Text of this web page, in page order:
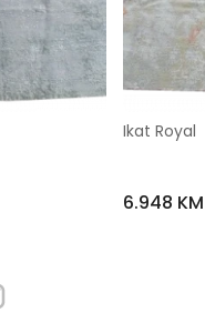
Ikat Royal
6.948 KM